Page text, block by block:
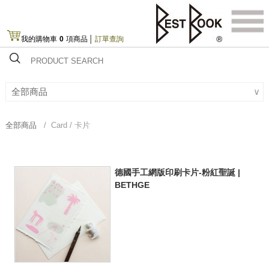
我的購物車 0 項商品 訂單查詢
全部商品 ∨
全部商品 / Card / 卡片
德國手工網版印刷卡片-粉紅聖誕 |
BETHGE